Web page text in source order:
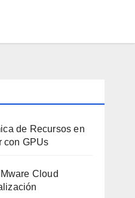
de Recursos en
con GPUs
Cloud